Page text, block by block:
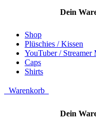
Dein
Shop
Plüschies / Kissen
YouTuber / Streamer
Caps
Shirts
Warenkorb
Dein